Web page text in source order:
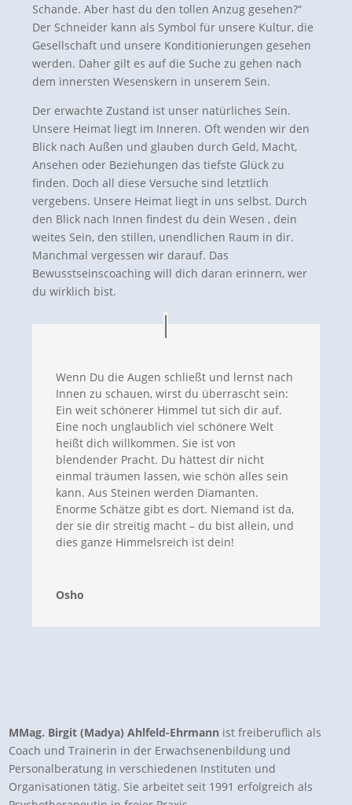
Schande. Aber hast du den tollen Anzug gesehen?“
Der Schneider kann als Symbol für unsere Kultur, die
Gesellschaft und unsere Konditionierungen gesehen
werden. Daher gilt es auf die Suche zu gehen nach
dem innersten Wesenskern in unserem Sein.
Der erwachte Zustand ist unser natürliches Sein.
Unsere Heimat liegt im Inneren. Oft wenden wir den
Blick nach Außen und glauben durch Geld, Macht,
Ansehen oder Beziehungen das tiefste Glück zu
finden. Doch all diese Versuche sind letztlich
vergebens. Unsere Heimat liegt in uns selbst. Durch
den Blick nach Innen findest du dein Wesen , dein
weites Sein, den stillen, unendlichen Raum in dir.
Manchmal vergessen wir darauf. Das
Bewusstseinscoaching will dich daran erinnern, wer
du wirklich bist.
Wenn Du die Augen schließt und lernst nach
Innen zu schauen, wirst du überrascht sein:
Ein weit schönerer Himmel tut sich dir auf.
Eine noch unglaublich viel schönere Welt
heißt dich willkommen. Sie ist von
blendender Pracht. Du hättest dir nicht
einmal träumen lassen, wie schön alles sein
kann. Aus Steinen werden Diamanten.
Enorme Schätze gibt es dort. Niemand ist da,
der sie dir streitig macht – du bist allein, und
dies ganze Himmelsreich ist dein!
Osho
MMag. Birgit (Madya) Ahlfeld-Ehrmann ist freiberuflich als
Coach und Trainerin in der Erwachsenenbildung und
Personalberatung in verschiedenen Instituten und
Organisationen tätig. Sie arbeitet seit 1991 erfolgreich als